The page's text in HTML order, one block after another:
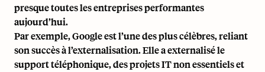
presque toutes les entreprises performantes
aujourd’hui.
Par exemple, Google est l’une des plus célèbres, reliant
son succès à l’externalisation. Elle a externalisé le
support téléphonique, des projets IT non essentiels et